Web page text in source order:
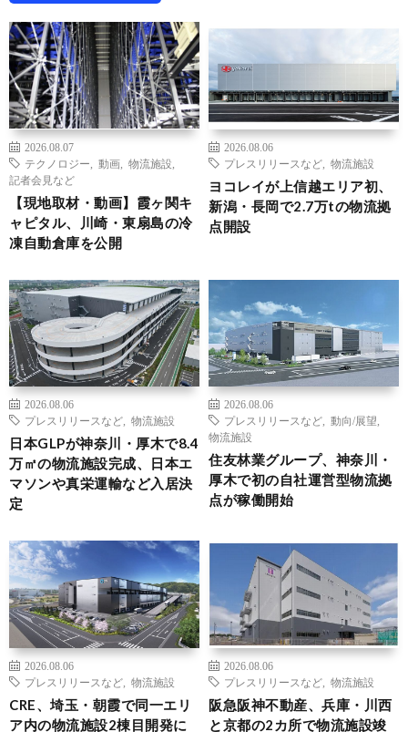
2026.08.07
テクノロジー
動画 物流施設
記者会見など
【現地取材・動画】霞ヶ関キ
ャピタル、川崎・東扇島の冷
凍自動倉庫を公開
2026.08.06
プレスリリースなど
物流施設
ヨコレイが上信越エリア初、
新潟・長岡で2.7万tの物流拠
点開設
2026.08.06
プレスリリースなど
物流施設
日本GLPが神奈川・厚木で8.4
万㎡の物流施設完成、日本エ
マソンや真栄運輸など入居決
定
2026.08.06
プレスリリースなど
動向/展望
物流施設
住友林業グループ、神奈川・
厚木で初の自社運営型物流拠
点が稼働開始
2026.08.06
プレスリリースなど
物流施設
CRE、埼玉・朝霞で同一エリ
ア内の物流施設2棟目開発に
2026.08.06
プレスリリースなど
物流施設
阪急阪神不動産、兵庫・川西
と京都の2カ所で物流施設竣